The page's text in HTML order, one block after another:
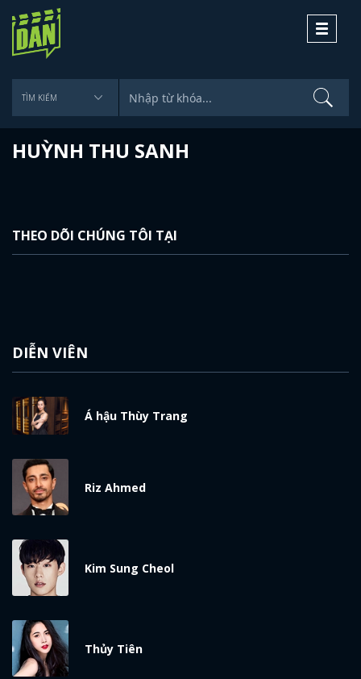
Toggle
HUỲNH THU SANH
THEO DÕI CHÚNG TÔI TẠI
DIỄN VIÊN
Á hậu Thùy Trang
Riz Ahmed
Kim Sung Cheol
Thủy Tiên